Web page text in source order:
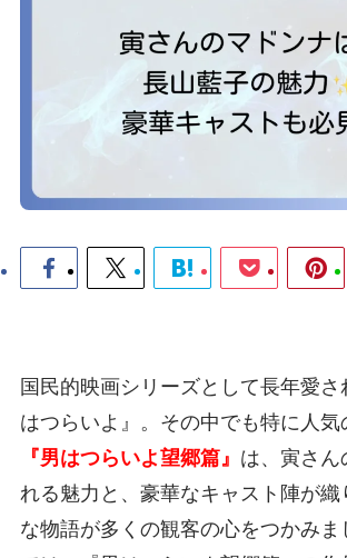
国民的映画シリーズとして長年愛さ
はつらいよ』。その中でも特に人気
『男はつらいよ望郷篇』 は、寅さん
れる魅力と、豪華なキャスト陣が織
な物語が多くの観客の心をつかみま